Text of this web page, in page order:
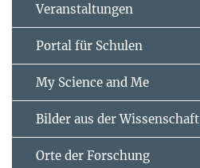
Veranstaltungen
Portal für Schulen
My Science and Me
Bilder aus der Wissenschaft
Orte der Forschung